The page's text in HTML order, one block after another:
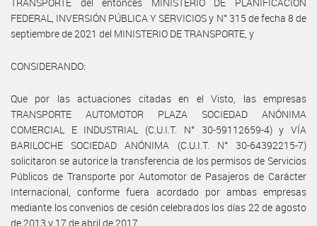
FEDERAL, INVERSIÓN PÚBLICA Y SERVICIOS y N° 315 de fecha 8 de
septiembre de 2021 del MINISTERIO DE TRANSPORTE, y
CONSIDERANDO:
Que por las actuaciones citadas en el Visto, las empresas
TRANSPORTE AUTOMOTOR PLAZA SOCIEDAD ANÓNIMA
COMERCIAL E INDUSTRIAL (C.U.I.T. N° 30-59112659-4) y VÍA
BARILOCHE SOCIEDAD ANÓNIMA (C.U.I.T. N° 30-64392215-7)
solicitaron se autorice la transferencia de los permisos de Servicios
Públicos de Transporte por Automotor de Pasajeros de Carácter
Internacional, conforme fuera acordado por ambas empresas
mediante los convenios de cesión celebrados los días 22 de agosto
de 2013 y 17 de abril de 2017.